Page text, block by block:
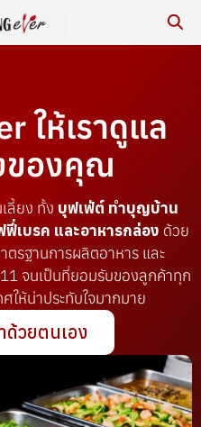
ให้เราดูแล
ของคุณ
ลี้ยง ทั้ง บุฟเฟ่ต์ ทำบุญบ้าน
เบรค และอาหารกล่อง ด้วย
รฐานการผลิตอาหาร และ
จนเป็นที่ยอมรับของลูกค้าทุก
ให้น่าประทับใจมากมาย
ด้วยตนเอง